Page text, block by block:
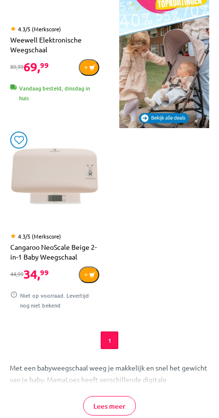
4.3/5 (Merkscore)
Weewell Elektronische
Weegschaal
89,9969,99
Vandaag besteld, dinsdag in
huis
4.3/5 (Merkscore)
Cangaroo NeoScale Beige 2-
in-1 Baby Weegschaal
44,9934,99
Niet op voorraad. Levertijd
nog niet bekend
1
Met een babyweegschaal weeg je makkelijk en snel het gewicht
van je baby. MamaLoes heeft verschillende digitale
de mogelijkheid om tussendoor terug op "0" te worden gezet.
Op deze manier kan je gebruik maken van een dekentje, zodat je
Lees meer